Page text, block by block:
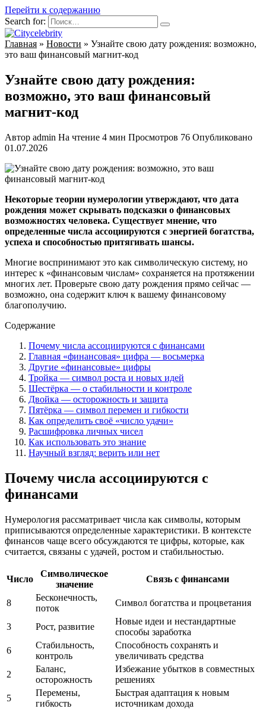
Перейти к содержанию
Search for:
Главная » Новости » Узнайте свою дату рождения: возможно,
это ваш финансовый магнит-код
Узнайте свою дату рождения:
возможно, это ваш финансовый
магнит-код
Автор admin На чтение 4 мин Просмотров 76 Опубликовано
01.07.2026
Некоторые теории нумерологии утверждают, что дата
рождения может скрывать подсказки о финансовых
возможностях человека. Существует мнение, что
определенные числа ассоциируются с энергией богатства,
успеха и способностью притягивать шансы.
Многие воспринимают это как символическую систему, но
интерес к «финансовым числам» сохраняется на протяжении
многих лет. Проверьте свою дату рождения прямо сейчас —
возможно, она содержит ключ к вашему финансовому
благополучию.
Содержание
Почему числа ассоциируются с финансами
Главная «финансовая» цифра — восьмерка
Другие «финансовые» цифры
Тройка — символ роста и новых идей
Шестёрка — о стабильности и контроле
Двойка — осторожность и защита
Пятёрка — символ перемен и гибкости
Как определить своё «число удачи»
Расшифровка личных чисел
Как использовать это знание
Научный взгляд: верить или нет
Почему числа ассоциируются с
финансами
Нумерология рассматривает числа как символы, которым
приписываются определенные характеристики. В контексте
финансов чаще всего обсуждаются те цифры, которые, как
считается, связаны с удачей, ростом и стабильностью.
Число
Символическое
значение
Связь с финансами
8
Бесконечность,
поток
Символ богатства и процветания
3 Рост, развитие
Новые идеи и нестандартные
способы заработка
6
Стабильность,
контроль
Способность сохранять и
увеличивать средства
2
Баланс,
осторожность
Избежание убытков в совместных
решениях
5
Перемены,
гибкость
Быстрая адаптация к новым
источникам дохода